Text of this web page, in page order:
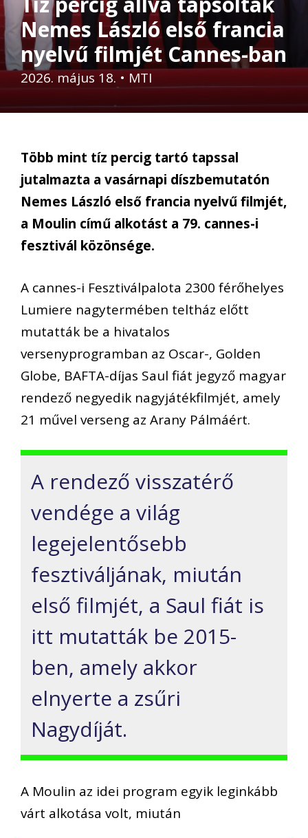
Nemes László első francia
nyelvű filmjét Cannes-ban
2026. május 18. • MTI
Több mint tíz percig tartó tapssal
jutalmazta a vasárnapi díszbemutatón
Nemes László első francia nyelvű filmjét,
a Moulin című alkotást a 79. cannes-i
fesztivál közönsége.
A cannes-i Fesztiválpalota 2300 férőhelyes
Lumiere nagytermében teltház előtt
mutatták be a hivatalos
versenyprogramban az Oscar-, Golden
Globe, BAFTA-díjas Saul fiát jegyző magyar
rendező negyedik nagyjátékfilmjét, amely
21 művel verseng az Arany Pálmáért.
A rendező visszatérő
vendége a világ
legejelentősebb
fesztiváljának, miután
első filmjét, a Saul fiát is
itt mutatták be 2015-
ben, amely akkor
elnyerte a zsűri
Nagydíját.
A Moulin az idei program egyik leginkább
várt alkotása volt, miután